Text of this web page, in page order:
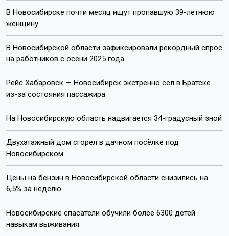
В Новосибирске почти месяц ищут пропавшую 39-летнюю
женщину
В Новосибирской области зафиксировали рекордный спрос
на работников с осени 2025 года
Рейс Хабаровск — Новосибирск экстренно сел в Братске
из-за состояния пассажира
На Новосибирскую область надвигается 34-градусный зной
Двухэтажный дом сгорел в дачном посёлке под
Новосибирском
Цены на бензин в Новосибирской области снизились на
6,5% за неделю
Новосибирские спасатели обучили более 6300 детей
навыкам выживания